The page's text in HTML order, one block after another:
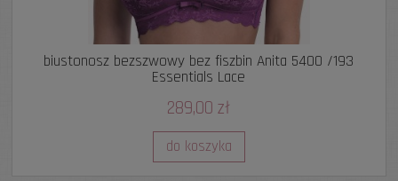
biustonosz bezszwowy bez fiszbin Anita 5400 /193
Essentials Lace
289,00 zł
do koszyka